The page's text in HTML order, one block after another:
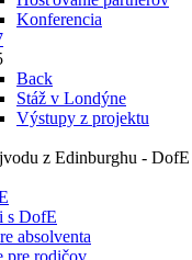
Konferencia
Back
Stáž v Londýne
Výstupy z projektu
z Edinburghu - DofE
s DofE
absolventa
pre rodičov